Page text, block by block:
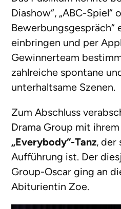
Diashow“, „ABC-Spiel“
Bewerbungsgespräch“
einbringen und per
Gewinnerteam
zahlreiche spontane
unterhaltsame Szenen.
Zum Abschluss
Drama Group mit
„Everybody“-Tanz, der
Aufführung ist. Der
Group-Oscar ging an
Abiturientin Zoe.